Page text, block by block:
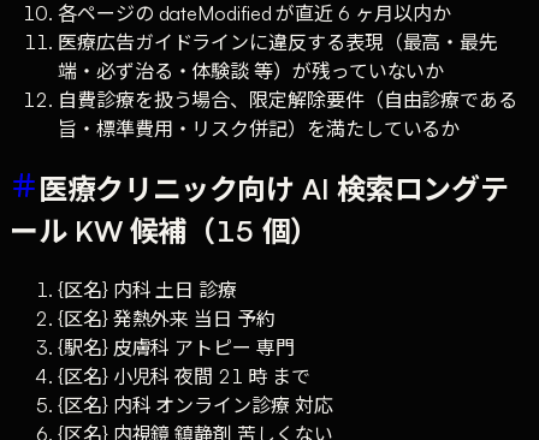
各ページの dateModified が直近 6 ヶ月以内か
医療広告ガイドラインに違反する表現（最高・最先
端・必ず治る・体験談 等）が残っていないか
自費診療を扱う場合、限定解除要件（自由診療である
旨・標準費用・リスク併記）を満たしているか
医療クリニック向け AI 検索ロングテ
ール KW 候補（15 個）
{区名} 内科 土日 診療
{区名} 発熱外来 当日 予約
{駅名} 皮膚科 アトピー 専門
{区名} 小児科 夜間 21 時 まで
{区名} 内科 オンライン診療 対応
{区名} 内視鏡 鎮静剤 苦しくない